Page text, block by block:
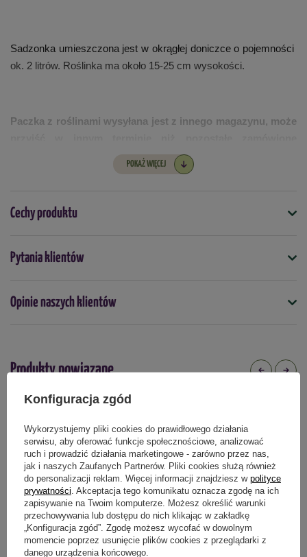
Sadzonka umieszczona jest w okrągłej doniczce o pojemności
ok. 2 litrów. Roślinka ma około 15-25 cm wysokości.
Paczka z roślinami wysyłana jest z innego magazynu, może
POKAŻ WIĘCEJ
Cechy produktu
Symbol
5903772175899
300
tak
półcieniste
Termin sadzenia
wiosna jesień marzec kwiecień wrzesień październik
Główny element ozdobny
liście
Zastosowanie
Pytania klientów
Opinie naszych klientów
Produkty powiązane
Konfiguracja zgód
Wykorzystujemy pliki cookies do prawidłowego działania
serwisu, aby oferować funkcje społecznościowe, analizować
ruch i prowadzić działania marketingowe - zarówno przez nas,
jak i naszych Zaufanych Partnerów. Pliki cookies służą również
do personalizacji reklam. Więcej informacji znajdziesz w polityce
prywatności . Akceptacja tego komunikatu oznacza zgodę na ich
zapisywanie na Twoim komputerze. Możesz określić warunki
przechowywania lub dostępu do nich klikając w zakładkę
„Konfiguracja zgód”. Zgodę możesz wycofać w dowolnym
momencie poprzez usunięcie plików cookies z przeglądarki z
danego urządzenia końcowego.